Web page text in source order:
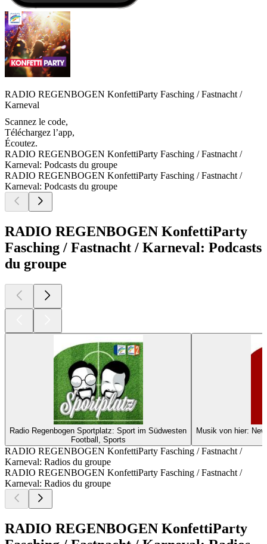
RADIO REGENBOGEN KonfettiParty Fasching / Fastnacht /
Karneval
Scannez le code,
Téléchargez l’app,
Écoutez.
RADIO REGENBOGEN KonfettiParty Fasching / Fastnacht /
Karneval: Podcasts du groupe
RADIO REGENBOGEN KonfettiParty Fasching / Fastnacht /
Karneval: Podcasts du groupe
RADIO REGENBOGEN KonfettiParty
Fasching / Fastnacht / Karneval: Podcasts
du groupe
Radio Regenbogen Sportplatz: Sport im Südwesten
Football, Sports
Musik von hier:
RADIO REGENBOGEN KonfettiParty Fasching / Fastnacht /
Karneval: Radios du groupe
RADIO REGENBOGEN KonfettiParty Fasching / Fastnacht /
Karneval: Radios du groupe
RADIO REGENBOGEN KonfettiParty